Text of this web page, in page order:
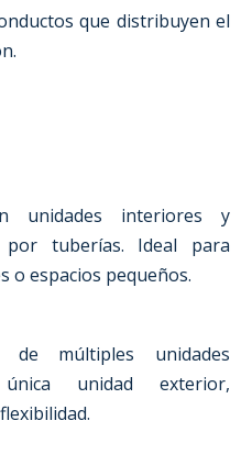
que distribuyen el
unidades interiores y
por tuberías. Ideal para
o espacios pequeños.
de múltiples unidades
unidad exterior,